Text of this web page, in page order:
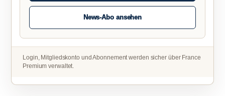
News-Abo ansehen
Login, Mitgliedskonto und Abonnement werden sicher über France
Premium verwaltet.